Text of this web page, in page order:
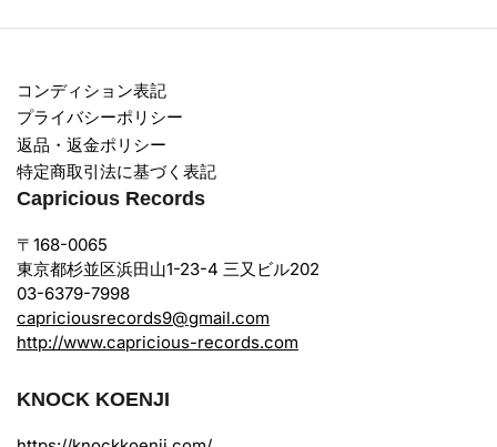
コンディション表記
プライバシーポリシー
返品・返金ポリシー
特定商取引法に基づく表記
Capricious Records
〒168-0065
東京都杉並区浜田山1-23-4 三又ビル202
03-6379-7998
capriciousrecords9@gmail.com
http://www.capricious-records.com
KNOCK KOENJI